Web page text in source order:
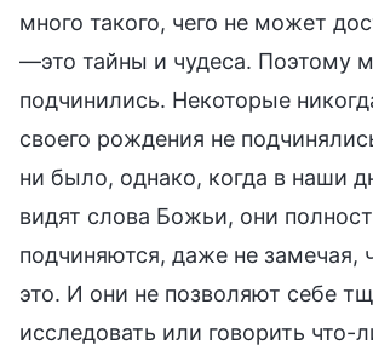
много такого, чего не может
—это тайны и чудеса. Поэтому
подчинились. Некоторые
своего рождения не
ни было, однако, когда в наши
видят слова Божьи, они
подчиняются, даже не замечая,
это. И они не позволяют себе
исследовать или говорить что-